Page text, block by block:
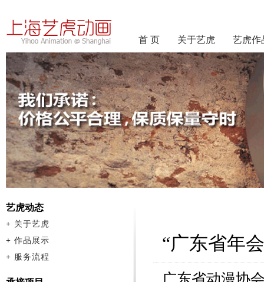
首 页 关于艺虎 艺虎作
“广东省年
广东省动漫协
艺虎动态
+ 关于艺虎
+ 作品展示
+ 服务流程